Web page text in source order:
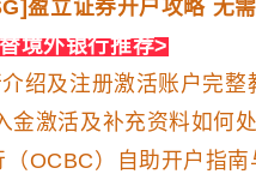
盈立证券开户攻略 无
境外银行推荐>
绍及注册激活账户完整
金激活及补充资料如何
OCBC）自助开户指